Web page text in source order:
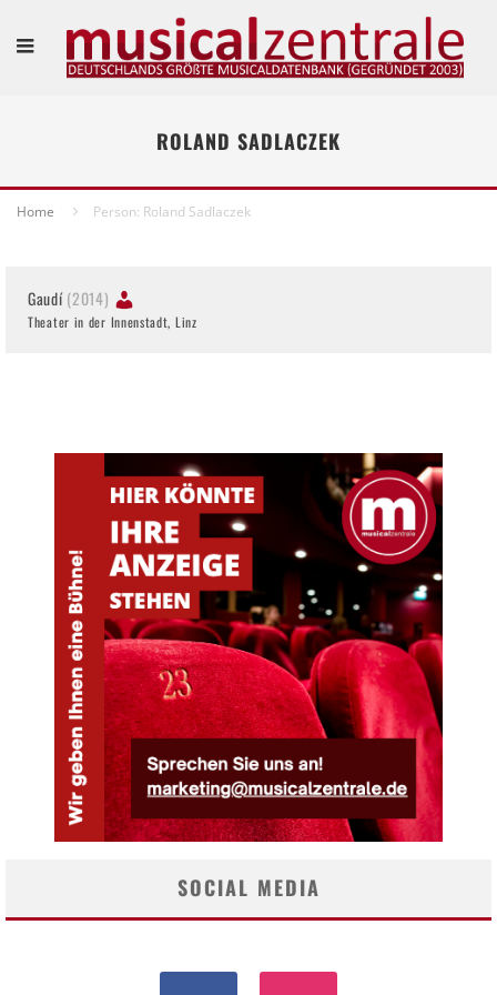
ROLAND SADLACZEK
Home Person: Roland Sadlaczek
Gaudí(2014)
Theater in der Innenstadt, Linz
SOCIAL MEDIA